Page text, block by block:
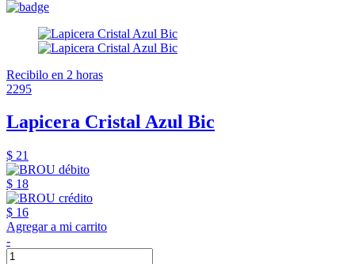
Recibilo en 2 horas
2295
Lapicera Cristal Azul Bic
$ 21
$ 18
$ 16
Agregar a mi carrito
-